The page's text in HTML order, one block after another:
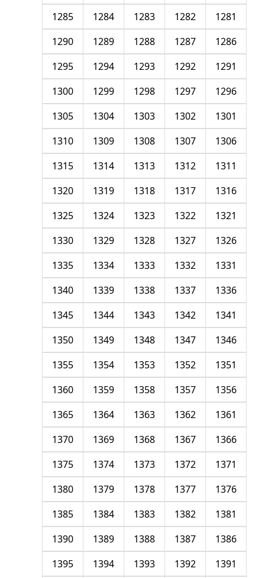
1281
1282
1283
1284
1285
1286
1287
1288
1289
1290
1291
1292
1293
1294
1295
1296
1297
1298
1299
1300
1301
1302
1303
1304
1305
1306
1307
1308
1309
1310
1311
1312
1313
1314
1315
1316
1317
1318
1319
1320
1321
1322
1323
1324
1325
1326
1327
1328
1329
1330
1331
1332
1333
1334
1335
1336
1337
1338
1339
1340
1341
1342
1343
1344
1345
1346
1347
1348
1349
1350
1351
1352
1353
1354
1355
1356
1357
1358
1359
1360
1361
1362
1363
1364
1365
1366
1367
1368
1369
1370
1371
1372
1373
1374
1375
1376
1377
1378
1379
1380
1381
1382
1383
1384
1385
1386
1387
1388
1389
1390
1391
1392
1393
1394
1395